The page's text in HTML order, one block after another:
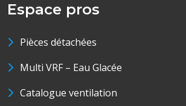
Espace pros
Pièces détachées
Multi VRF – Eau Glacée
Catalogue ventilation